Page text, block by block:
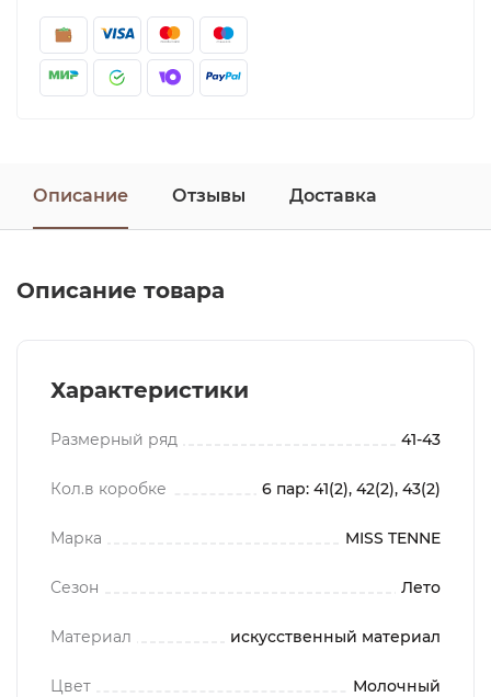
Описание Отзывы Доставка
Описание товара
Характеристики
Размерный ряд 41-43
Кол.в коробке 6 пар: 41(2), 42(2), 43(2)
Марка MISS TENNE
Сезон Лето
Материал искусственный материал
Цвет Молочный